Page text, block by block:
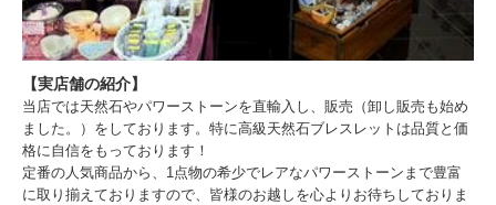
【実店舗の紹介】
当店では天然石やパワーストーンを直輸入し、販売（卸し販売も始め
ました。）をしております。特に高級天然石ブレスレットは品質と価
格に自信をもっております！
定番の人気商品から、1点物の希少でレアなパワーストーンまで豊富
に取り揃えておりますので、皆様のお越しを心よりお待ちしておりま